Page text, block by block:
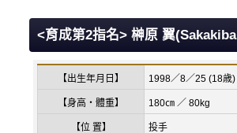
<育成第2指名> 榊原 翼
【出生年月日】 1998／8／25 (18歳)
【身高・體重】 180㎝ ／ 80kg
【位 置】 投手